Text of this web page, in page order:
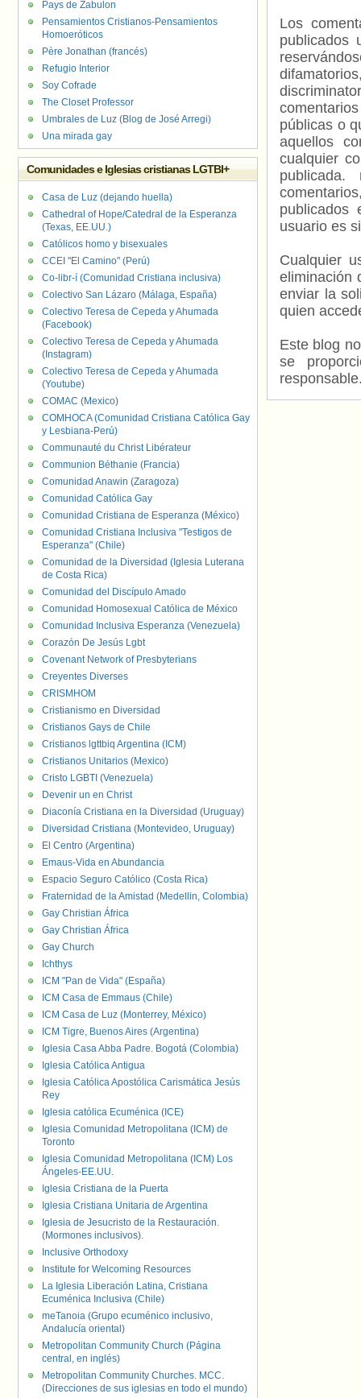
Los
publicados
públicas o
aquellos
cualquier
usuario es
Cualquier
eliminación
enviar la
quien
Este blog
se
Pays de Zabulon
Pensamientos Cristianos-Pensamientos
Homoeróticos
Père Jonathan (francés)
Refugio Interior
Soy Cofrade
The Closet Professor
Umbrales de Luz (Blog de José Arregi)
Una mirada gay
Comunidades e Iglesias cristianas LGTBI+
Casa de Luz (dejando huella)
Cathedral of Hope/Catedral de la Esperanza
(Texas, EE.UU.)
Católicos homo y bisexuales
CCEI "El Camino" (Perú)
Co-libr-í (Comunidad Cristiana inclusiva)
Colectivo San Lázaro (Málaga, España)
Colectivo Teresa de Cepeda y Ahumada
(Facebook)
Colectivo Teresa de Cepeda y Ahumada
(Instagram)
Colectivo Teresa de Cepeda y Ahumada
(Youtube)
COMAC (Mexico)
COMHOCA (Comunidad Cristiana Católica Gay
y Lesbiana-Perú)
Communauté du Christ Libérateur
Communion Béthanie (Francia)
Comunidad Anawin (Zaragoza)
Comunidad Católica Gay
Comunidad Cristiana de Esperanza (México)
Comunidad Cristiana Inclusiva "Testigos de
Esperanza" (Chile)
Comunidad de la Diversidad (Iglesia Luterana
de Costa Rica)
Comunidad del Discípulo Amado
Comunidad Homosexual Católica de México
Comunidad Inclusiva Esperanza (Venezuela)
Corazón De Jesús Lgbt
Covenant Network of Presbyterians
Creyentes Diverses
CRISMHOM
Cristianismo en Diversidad
Cristianos Gays de Chile
Cristianos lgttbiq Argentina (ICM)
Cristianos Unitarios (Mexico)
Cristo LGBTI (Venezuela)
Devenir un en Christ
Diaconía Cristiana en la Diversidad (Uruguay)
Diversidad Cristiana (Montevideo, Uruguay)
El Centro (Argentina)
Emaus-Vida en Abundancia
Espacio Seguro Católico (Costa Rica)
Fraternidad de la Amistad (Medellin, Colombia)
Gay Christian África
Gay Christian África
Gay Church
Ichthys
ICM "Pan de Vida" (España)
ICM Casa de Emmaus (Chile)
ICM Casa de Luz (Monterrey, México)
ICM Tigre, Buenos Aires (Argentina)
Iglesia Casa Abba Padre. Bogotá (Colombia)
Iglesia Católica Antigua
Iglesia Católica Apostólica Carismática Jesús
Rey
Iglesia católica Ecuménica (ICE)
Iglesia Comunidad Metropolitana (ICM) de
Toronto
Iglesia Comunidad Metropolitana (ICM) Los
Ángeles-EE.UU.
Iglesia Cristiana de la Puerta
Iglesia Cristiana Unitaria de Argentina
Iglesia de Jesucristo de la Restauración.
(Mormones inclusivos).
Inclusive Orthodoxy
Institute for Welcoming Resources
La Iglesia Liberación Latina, Cristiana
Ecuménica Inclusiva (Chile)
meTanoia (Grupo ecuménico inclusivo,
Andalucía oriental)
Metropolitan Community Church (Página
central, en inglés)
Metropolitan Community Churches. MCC.
(Direcciones de sus iglesias en todo el mundo)